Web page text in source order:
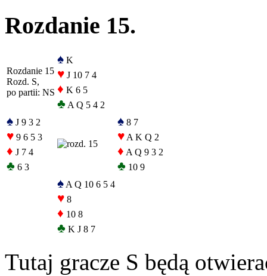
Rozdanie 15.
Rozdanie 15
Rozd. S,
po partii: NS
♠ K
♥ J 10 7 4
♦ K 6 5
♣ A Q 5 4 2
♠ J 9 3 2
♥ 9 6 5 3
♦ J 7 4
♣ 6 3
♠ 8 7
♥ A K Q 2
♦ A Q 9 3 2
♣ 10 9
♠ A Q 10 6 5 4
♥ 8
♦ 10 8
♣ K J 8 7
Tutaj gracze S będą